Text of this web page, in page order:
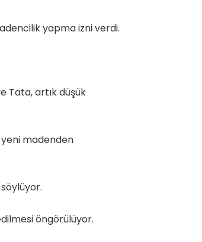
yapma izni verdi.
Tata, artık düşük
yeni madenden
öngörülüyor.